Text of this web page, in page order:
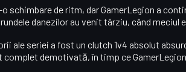
schimbare de ritm, dar GamerLegion a
danezilor au venit târziu, când meciul
ale seriei a fost un clutch 1v4 absolut
complet demotivată, în timp ce